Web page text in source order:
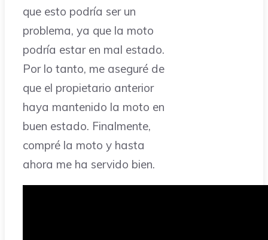
que esto podría ser un
problema, ya que la moto
podría estar en mal estado.
Por lo tanto, me aseguré de
que el propietario anterior
haya mantenido la moto en
buen estado. Finalmente,
compré la moto y hasta
ahora me ha servido bien.